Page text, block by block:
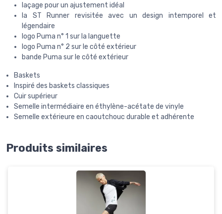
laçage pour un ajustement idéal
la ST Runner revisitée avec un design intemporel et
légendaire
logo Puma n° 1 sur la languette
logo Puma n° 2 sur le côté extérieur
bande Puma sur le côté extérieur
Baskets
Inspiré des baskets classiques
Cuir supérieur
Semelle intermédiaire en éthylène-acétate de vinyle
Semelle extérieure en caoutchouc durable et adhérente
Produits similaires